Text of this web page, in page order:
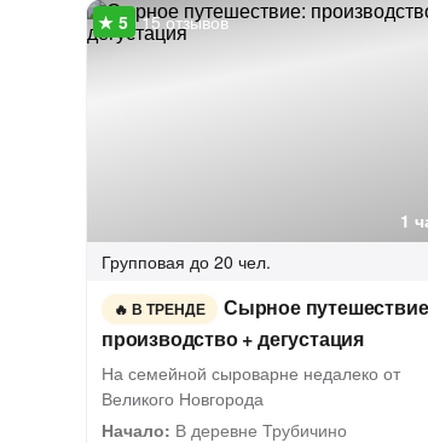
1
15 отзывов
Групповая до 20 чел.
В ТРЕНДЕ
Сырное
производство + дегустация
На семейной сыроварне недалеко от
Великого Новгорода
Начало: В деревне Трубичино